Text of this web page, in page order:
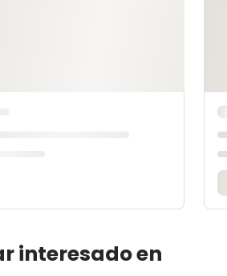
interesado en